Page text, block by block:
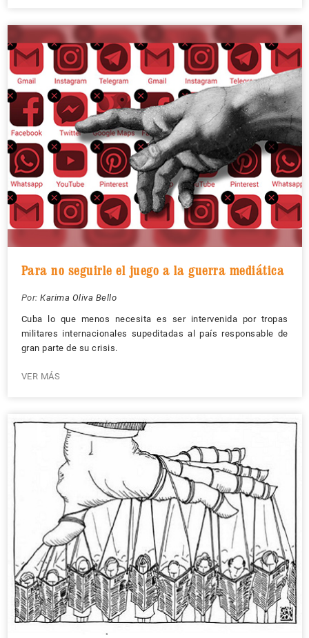
Para no seguirle el juego a la guerra mediática
Por: Karima Oliva Bello
Cuba lo que menos necesita es ser intervenida por tropas
militares internacionales supeditadas al país responsable de
gran parte de su crisis.
VER MÁS